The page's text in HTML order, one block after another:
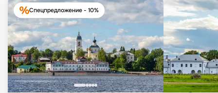
Спецпредложение - 10%